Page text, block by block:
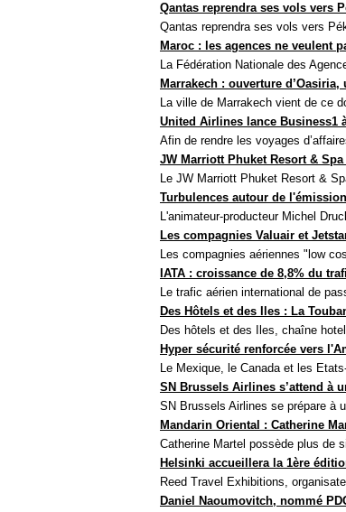
Qantas reprendra ses vols vers
Qantas reprendra ses vols vers
Maroc : les agences ne veulent
La Fédération Nationale des
Marrakech : ouverture
La ville de Marrakech vient de ce
United Airlines lance Business1
Afin de rendre les voyages
JW Marriott Phuket Resort &
Le JW Marriott Phuket Resort &
Turbulences autour de
L'animateur-producteur Michel
Les compagnies Valuair et
Les compagnies aériennes "low
IATA : croissance de 8,8% du
Le trafic aérien international de
Des Hôtels et des Iles : La
Des hôtels et des Iles, chaîne
Hyper sécurité renforcée vers
Le Mexique, le Canada et les
SN Brussels Airlines s’attend à
SN Brussels Airlines se prépare à
Mandarin Oriental : Catherine
Catherine Martel possède plus de
Helsinki accueillera la 1ère
Reed Travel Exhibitions,
Daniel Naoumovitch, nommé